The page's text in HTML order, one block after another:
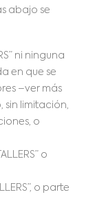
abajo se
ni ninguna
en que se
–ver más
sin limitación,
o
o
o parte